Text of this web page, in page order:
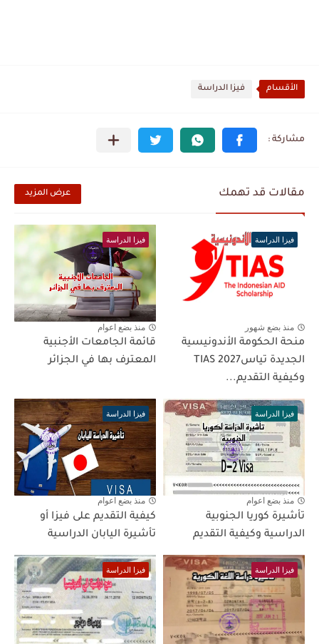
الأقسام فيزا الدراسة
مقالات قد تهمك عرض المزيد
فيزا الدراسة
منذ بضع شهور
منحة الحكومة الأندونيسية
الجديدة تياس2027 TIAS
وكيفية التقديم...
فيزا الدراسة
منذ بضع اعوام
قائمة الجامعات الأجنبية
المعترف بها في الجزائر
فيزا الدراسة
منذ بضع اعوام
تأشيرة كوريا الجنوبية
الدراسية وكيفية التقديم
فيزا الدراسة
منذ بضع اعوام
كيفية التقديم على فيزا أو
تأشيرة اليابان الدراسية
فيزا الدراسة فيزا الدراسة